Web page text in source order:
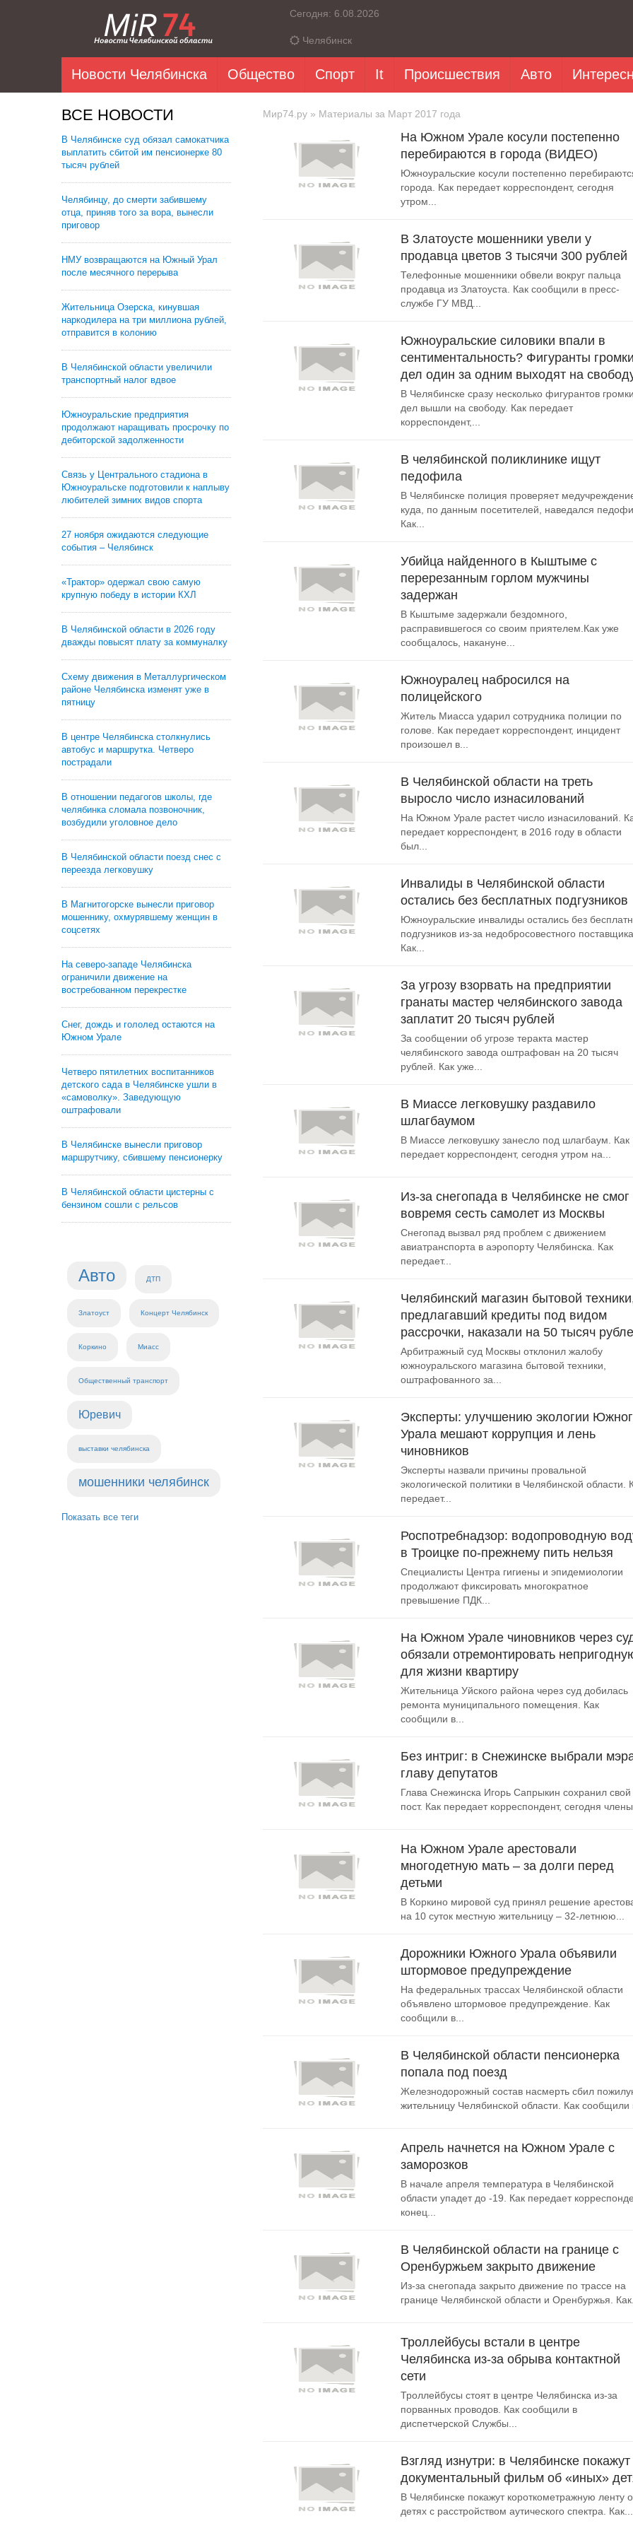
Сегодня: 6.08.2026
Челябинск
Новости Челябинска Общество Спорт It Происшествия Авто
ВСЕ НОВОСТИ
В Челябинске суд обязал самокатчика
выплатить сбитой им пенсионерке 80
тысяч рублей
Челябинцу, до смерти забившему
отца, приняв того за вора, вынесли
приговор
НМУ возвращаются на Южный Урал
после месячного перерыва
Жительница Озерска, кинувшая
наркодилера на три миллиона рублей,
отправится в колонию
В Челябинской области увеличили
транспортный налог вдвое
Южноуральские предприятия
продолжают наращивать просрочку по
дебиторской задолженности
Связь у Центрального стадиона в
Южноуральске подготовили к наплыву
любителей зимних видов спорта
27 ноября ожидаются следующие
события – Челябинск
«Трактор» одержал свою самую
крупную победу в истории КХЛ
В Челябинской области в 2026 году
дважды повысят плату за коммуналку
Схему движения в Металлургическом
районе Челябинска изменят уже в
пятницу
В центре Челябинска столкнулись
автобус и маршрутка. Четверо
пострадали
В отношении педагогов школы, где
челябинка сломала позвоночник,
возбудили уголовное дело
В Челябинской области поезд снес с
переезда легковушку
В Магнитогорске вынесли приговор
мошеннику, охмурявшему женщин в
соцсетях
На северо-западе Челябинска
ограничили движение на
востребованном перекрестке
Снег, дождь и гололед остаются на
Южном Урале
Четверо пятилетних воспитанников
детского сада в Челябинске ушли в
«самоволку». Заведующую
оштрафовали
В Челябинске вынесли приговор
маршрутчику, сбившему пенсионерку
В Челябинской области цистерны с
бензином сошли с рельсов
Авто ДТП
Златоуст Концерт Челябинск
Коркино Миасс
Общественный транспорт
Юревич
выставки челябинска
мошенники челябинск
Показать все теги
Мир74.ру » Материалы за Март 2017 года
На Южном Урале косули постепенно
перебираются в города (ВИДЕО)
Южноуральские косули постепенно
города. Как передает корреспондент, сегодня
утром...
В Златоусте мошенники увели у
продавца цветов 3 тысячи 300 рублей
Телефонные мошенники обвели вокруг пальца
продавца из Златоуста. Как сообщили в пресс-
службе ГУ МВД...
Южноуральские силовики впали в
сентиментальность? Фигуранты
дел один за одним выходят на
В Челябинске сразу несколько фигурантов
дел вышли на свободу. Как передает
корреспондент,...
В челябинской поликлинике ищут
педофила
В Челябинске полиция проверяет
куда, по данным посетителей, наведался
Как...
Убийца найденного в Кыштыме с
перерезанным горлом мужчины
задержан
В Кыштыме задержали бездомного,
расправившегося со своим приятелем.Как уже
сообщалось, накануне...
Южноуралец набросился на
полицейского
Житель Миасса ударил сотрудника полиции по
голове. Как передает корреспондент, инцидент
произошел в...
В Челябинской области на треть
выросло число изнасилований
На Южном Урале растет число изнасилований.
передает корреспондент, в 2016 году в области
был...
Инвалиды в Челябинской области
остались без бесплатных подгузников
Южноуральские инвалиды остались без
подгузников из-за недобросовестного поставщика.
Как...
За угрозу взорвать на предприятии
гранаты мастер челябинского завода
заплатит 20 тысяч рублей
За сообщении об угрозе теракта мастер
челябинского завода оштрафован на 20 тысяч
рублей. Как уже...
В Миассе легковушку раздавило
шлагбаумом
В Миассе легковушку занесло под шлагбаум. Как
передает корреспондент, сегодня утром на...
Из-за снегопада в Челябинске не смог
вовремя сесть самолет из Москвы
Снегопад вызвал ряд проблем с движением
авиатранспорта в аэропорту Челябинска. Как
передает...
Челябинский магазин бытовой
предлагавший кредиты под видом
рассрочки, наказали на 50 тысяч
Арбитражный суд Москвы отклонил жалобу
южноуральского магазина бытовой техники,
оштрафованного за...
Эксперты: улучшению экологии
Урала мешают коррупция и лень
чиновников
Эксперты назвали причины провальной
экологической политики в Челябинской области.
передает...
Роспотребнадзор: водопроводную
в Троицке по-прежнему пить нельзя
Специалисты Центра гигиены и эпидемиологии
продолжают фиксировать многократное
превышение ПДК...
На Южном Урале чиновников через
обязали отремонтировать
для жизни квартиру
Жительница Уйского района через суд добилась
ремонта муниципального помещения. Как
сообщили в...
Без интриг: в Снежинске выбрали
главу депутатов
Глава Снежинска Игорь Сапрыкин сохранил свой
пост. Как передает корреспондент, сегодня
На Южном Урале арестовали
многодетную мать – за долги перед
детьми
В Коркино мировой суд принял решение
на 10 суток местную жительницу – 32-летнюю...
Дорожники Южного Урала объявили
штормовое предупреждение
На федеральных трассах Челябинской области
объявлено штормовое предупреждение. Как
сообщили в...
В Челябинской области пенсионерка
попала под поезд
Железнодорожный состав насмерть сбил
жительницу Челябинской области. Как сообщили
Апрель начнется на Южном Урале с
заморозков
В начале апреля температура в Челябинской
области упадет до -19. Как передает
конец...
В Челябинской области на границе с
Оренбуржьем закрыто движение
Из-за снегопада закрыто движение по трассе на
границе Челябинской области и Оренбуржья.
Троллейбусы встали в центре
Челябинска из-за обрыва контактной
сети
Троллейбусы стоят в центре Челябинска из-за
порванных проводов. Как сообщили в
диспетчерской Службы...
Взгляд изнутри: в Челябинске покажут
документальный фильм об «иных»
В Челябинске покажут короткометражную ленту о
детях с расстройством аутического спектра. Как...